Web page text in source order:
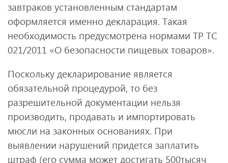
завтраков установленным стандартам
оформляется именно декларация. Такая
необходимость предусмотрена нормами ТР ТС
021/2011 «О безопасности пищевых товаров».
Поскольку декларирование является
обязательной процедурой, то без
разрешительной документации нельзя
производить, продавать и импортировать
мюсли на законных основаниях. При
выявлении нарушений придется заплатить
штраф (его сумма может достигать 500тысяч